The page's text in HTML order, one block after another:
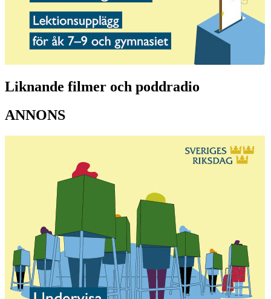
Liknande filmer och poddradio
ANNONS